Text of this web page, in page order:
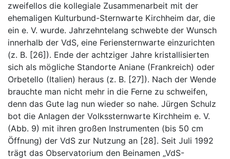
zweifellos die kollegiale Zusammenarbeit mit der
ehemaligen Kulturbund-Sternwarte Kirchheim dar, die
ein e. V. wurde. Jahrzehntelang schwebte der Wunsch
innerhalb der VdS, eine Feriensternwarte einzurichten
(z. B. [26]). Ende der achtziger Jahre kristallisierten
sich als mögliche Standorte Aniane (Frankreich) oder
Orbetello (Italien) heraus (z. B. [27]). Nach der Wende
brauchte man nicht mehr in die Ferne zu schweifen,
denn das Gute lag nun wieder so nahe. Jürgen Schulz
bot die Anlagen der Volkssternwarte Kirchheim e. V.
(Abb. 9) mit ihren großen Instrumenten (bis 50 cm
Öffnung) der VdS zur Nutzung an [28]. Seit Juli 1992
trägt das Observatorium den Beinamen „VdS-